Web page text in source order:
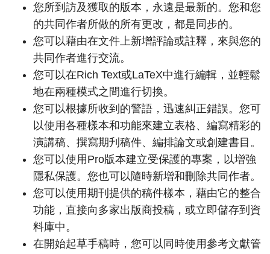
您所到訪及獲取的版本，永遠是最新的。您和您
的共同作者所做的所有更改，都是同步的。
您可以藉由在文件上新增評論或註釋，來與您的
共同作者進行交流。
您可以在Rich Text或LaTeX中進行編輯，並輕鬆
地在兩種模式之間進行切換。
您可以根據所收到的警語，迅速糾正錯誤。您可
以使用各種樣本和功能來建立表格、編寫精彩的
演講稿、撰寫期刋稿件、編排論文或創建書目。
您可以使用Pro版本建立受保護的專案，以增強
隱私保護。您也可以隨時新增和刪除共同作者。
您可以使用期刊提供的稿件樣本，藉由它的整合
功能，直接向多家出版商投稿，或立即儲存到資
料庫中。
在開始起草手稿時，您可以同時使用參考文獻管